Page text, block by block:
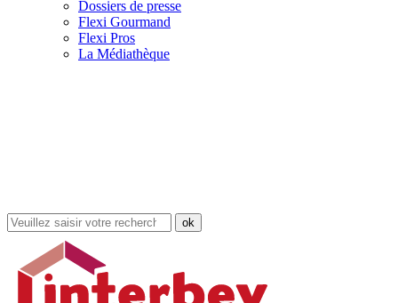
Dossiers de presse
Flexi Gourmand
Flexi Pros
La Médiathèque
Rechercher
dans
site